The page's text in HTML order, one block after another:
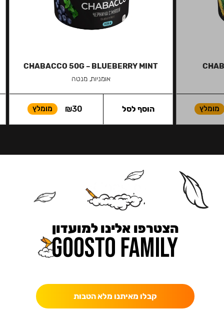
מומלץ
CHABACCO 50G – BLUEBERRY MINT
אומניות, מנטה
₪30 מומלץ הוסף לסל
הצטרפו אלינו למועדון
קבלו מאיתנו מלא הטבות